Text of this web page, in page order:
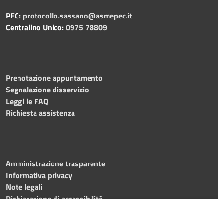
PEC: protocollo.sassano@asmepec.it
Centralino Unico:0975 78809
Prenotazione appuntamento
Segnalazione disservizio
Leggi le FAQ
Richiesta assistenza
Amministrazione trasparente
Informativa privacy
Note legali